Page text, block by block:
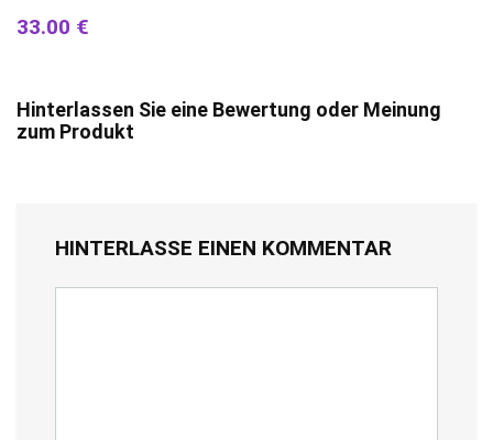
33.00 €
Hinterlassen Sie eine Bewertung oder Meinung
zum Produkt
HINTERLASSE EINEN KOMMENTAR